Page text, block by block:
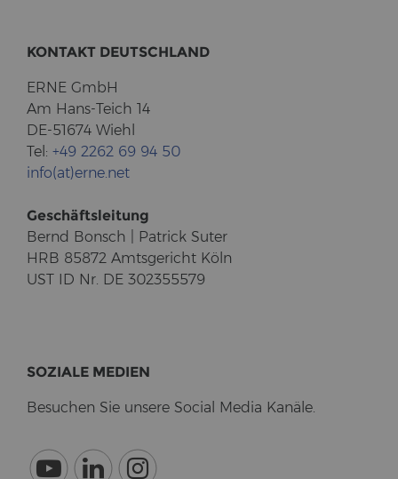
KON­TAKT DEUTSCH­LAND
ERNE GmbH
Am Hans-​Teich 14
DE-51674 Wiehl
Tel: +49 2262 69 94 50
info(at)erne.net
Ge­schäfts­lei­tung
Bernd Bonsch | Pa­trick Suter
HRB 85872 Amts­ge­richt Köln
UST ID Nr. DE 302355579
SO­ZIA­LE ME­DI­EN
Be­su­chen Sie un­se­re So­cial Media Ka­nä­le.